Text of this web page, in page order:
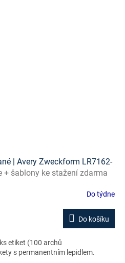
| Avery Zweckform LR7162-
+ šablony ke stažení zdarma
Do týdne
Do košíku
etiket (100 archů
s permanentním lepidlem.